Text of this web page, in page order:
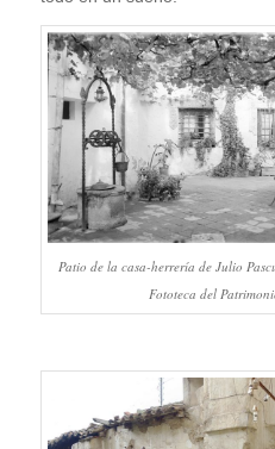
Patio de la casa-herrería de Julio
Fototeca del